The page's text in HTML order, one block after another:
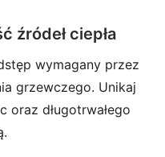
źródeł ciepła
wymagany przez
grzewczego. Unikaj
oraz długotrwałego